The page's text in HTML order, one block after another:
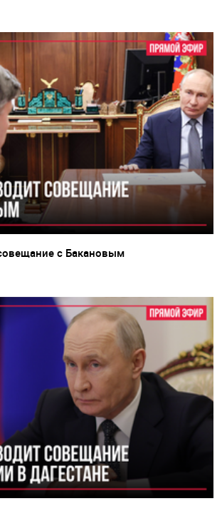
с Бакановым